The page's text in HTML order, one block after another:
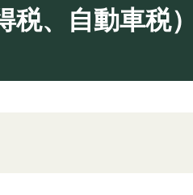
税、自動車税